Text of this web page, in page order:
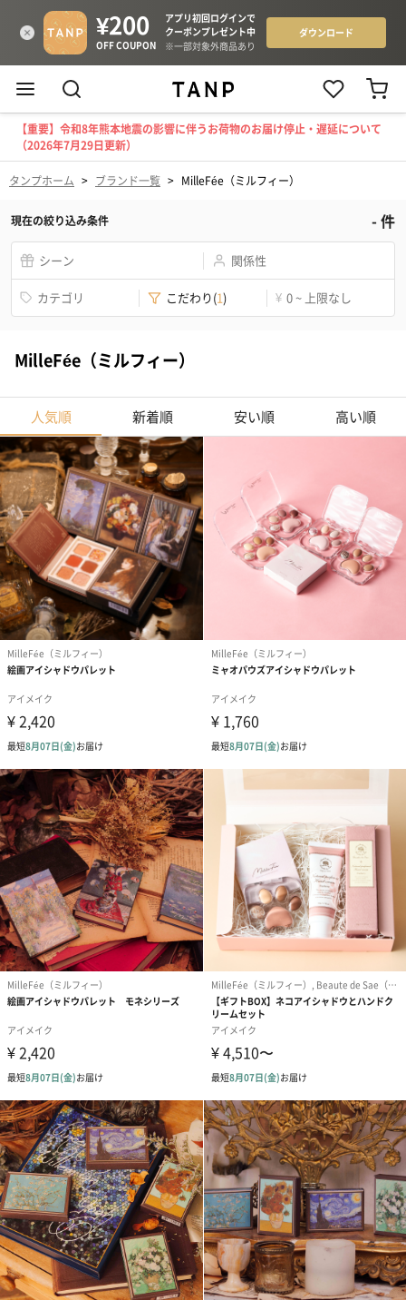
【重要】令和8年熊本地震の影響に伴うお荷物のお届け停止・遅延について
（2026年7月29日更新）
タンプホーム > ブランド一覧 > MilleFée（ミルフィー）
現在の絞り込み条件 -件
シーン 関係性
カテゴリ こだわり(1) ¥ 0 ~ 上限なし
MilleFée（ミルフィー）
人気順 新着順 安い順 高い順